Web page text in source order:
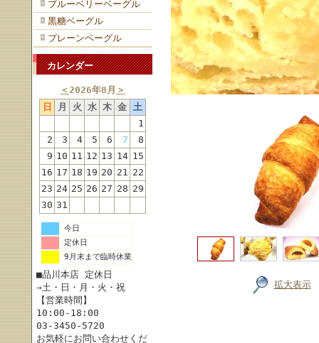
ブルーベリーベーグル
黒糖ベーグル
プレーンベーグル
カレンダー
＜2026年8月 ＞
日
月 火 水 木 金 土
1
2
3 4 5 6 7
8
9 10 11 12 13 14 15
16 17 18 19 20 21 22
23 24 25 26 27 28 29
30 31
今日
定休日
9月末まで臨時休業
■品川本店 定休日
⇒土・日・月・火・祝
【営業時間】
10:00-18:00
03-3450-5720
お気軽にお問い合わせくだ
拡大表示